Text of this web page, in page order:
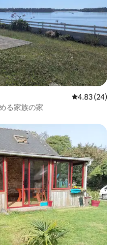
レビュー24
4.83 (24)
る家族の家